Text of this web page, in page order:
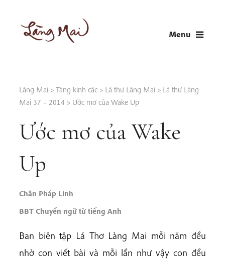
content
Menu
Làng Mai > Tàng kinh các > Lá thư Làng Mai > Lá thư Làng
Mai 37 – 2014 > Ước mơ của Wake Up
Ước mơ của Wake
Up
Chân Pháp Linh
BBT Chuyển ngữ từ tiếng Anh
Ban biên tập Lá Thơ Làng Mai mỗi năm đều
nhờ con viết bài và mỗi lần như vậy con đều